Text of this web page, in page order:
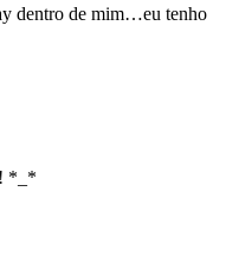
dentro de mim…eu tenho
*_*